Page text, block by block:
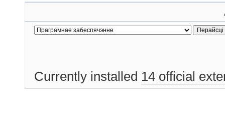
Currently installed 14 official